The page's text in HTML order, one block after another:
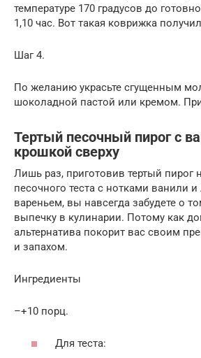
температуре 170 градусов до
1,10 час. Вот такая коврижка
Шаг 4.
По желанию украсьте сгущенным
шоколадной пастой или кремом.
Тертый песочный пирог с
крошкой сверху
Лишь раз, приготовив тертый пирог
песочного теста с нотками ванили
вареньем, вы навсегда забудете о
выпечку в кулинарии. Потому как
альтернатива покорит вас своим
и запахом.
Ингредиенты
–+10 порц.
Для теста: